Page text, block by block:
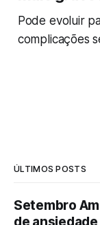
Pode evoluir
complicações
ÚLTIMOS POSTS
Setembro